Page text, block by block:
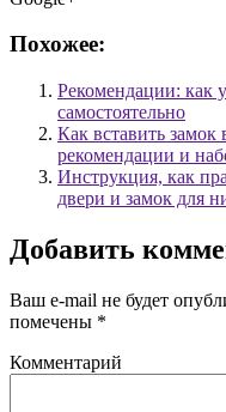
Похожее:
Рекомендации: как
самостоятельно
Как вставить замок
рекомендации и
Инструкция, как
двери и замок для
Добавить
Ваш e-mail не будет
помечены *
Комментарий